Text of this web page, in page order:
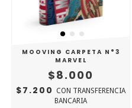
MOOVING CARPETA N°3
MARVEL
$8.000
$7.200 CON TRANSFERENCIA
BANCARIA